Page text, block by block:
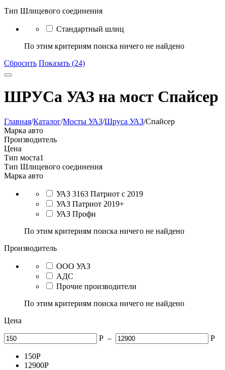
Тип Шлицевого соединения
Стандартный шлиц
По этим критериям поиска ничего не найдено
Сбросить Показать (24)
ШРУСа УАЗ на мост Спайсер
Главная/Каталог/Мосты УАЗ/Шруса УАЗ/Спайсер
Марка авто
Производитель
Цена
Тип моста1
Тип Шлицевого соединения
Марка авто
УАЗ 3163 Патриот с 2019
УАЗ Патриот 2019+
УАЗ Профи
По этим критериям поиска ничего не найдено
Производитель
ООО УАЗ
АДС
Прочие производители
По этим критериям поиска ничего не найдено
Цена
Р – Р
150Р
12900Р